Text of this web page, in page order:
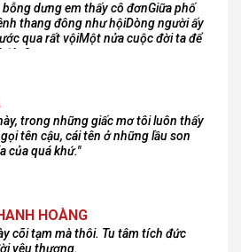
bỗng dưng em thấy cô đơnGiữa phố
thang đông như hộiDòng người ấy
qua rất vộiMột nửa cuộc đời ta để
đâu?
trong những giấc mơ tôi luôn thấy
tên cậu, cái tên ở những lầu son
của quá khứ."
HOÀNG
cõi tạm mà thôi. Tu tâm tích đức
yêu thương.